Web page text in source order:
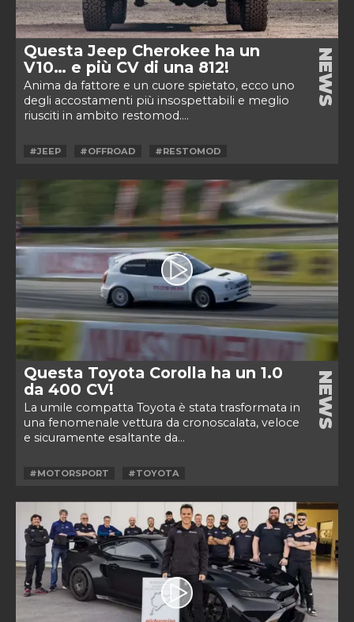
Questa Jeep Cherokee ha un
V10… e più CV di una 812!
Anima da fattore e un cuore spietato, ecco uno
degli accostamenti più insospettabili e meglio
riusciti in ambito restomod....
NEWS
#JEEP #OFFROAD #RESTOMOD
Questa Toyota Corolla ha un 1.0
da 400 CV!
La umile compatta Toyota è stata trasformata in
una fenomenale vettura da cronoscalata, veloce
e sicuramente esaltante da...
NEWS
#MOTORSPORT #TOYOTA